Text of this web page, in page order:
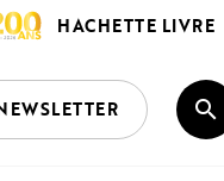
HACHETTE LIVRE
search